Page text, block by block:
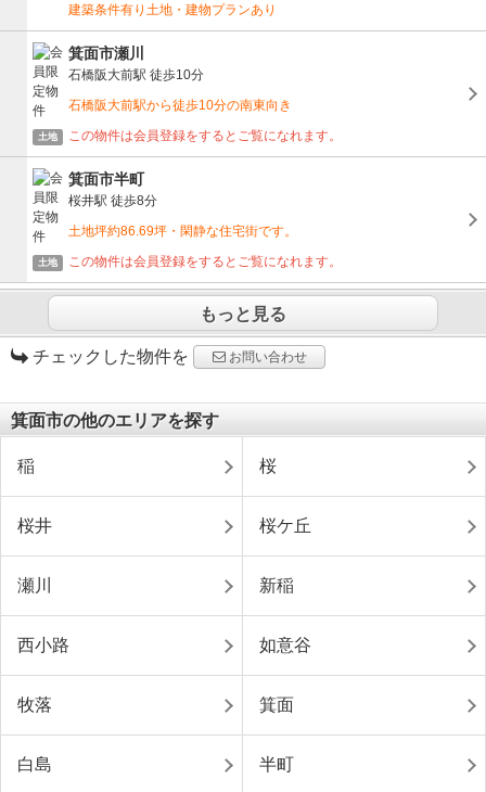
建築条件有り土地・建物プランあり
土地
箕面市瀬川
石橋阪大前駅 徒歩10分
石橋阪大前駅から徒歩10分の南東向き
この物件は会員登録をするとご覧になれます。
土地
箕面市半町
桜井駅 徒歩8分
土地坪約86.69坪・閑静な住宅街です。
この物件は会員登録をするとご覧になれます。
もっと見る
チェックした物件を お問い合わせ
箕面市の他のエリアを探す
稲 桜
桜井 桜ケ丘
瀬川 新稲
西小路 如意谷
牧落 箕面
白島 半町